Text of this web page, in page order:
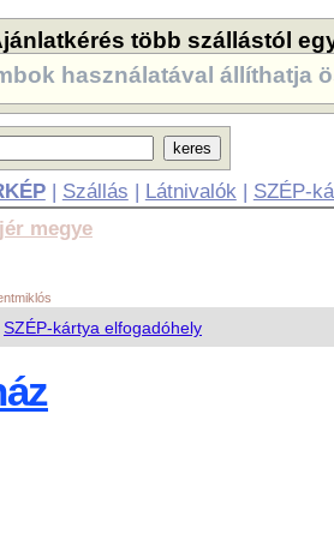
több szállástól
használatával állíthatja
| Szállás | Látnivalók | SZÉP-
megye
SZÉP-kártya elfogadóhely